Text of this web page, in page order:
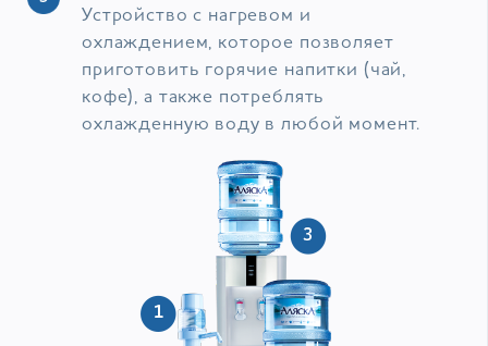
Устройство с нагревом и
охлаждением, которое позволяет
приготовить горячие напитки (чай,
кофе), а также потреблять
охлажденную воду в любой момент.